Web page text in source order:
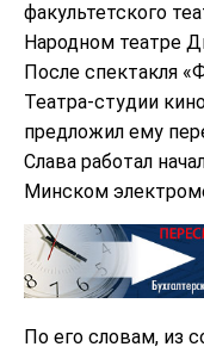
факультетского
Народном театре
После спектакля
Театра-студии
предложил ему
Слава работал
Минском
По его словам, из